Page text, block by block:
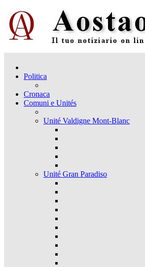
Politica
Cronaca
Comuni e Unités
Unité Valdigne Mont-Blanc
Unité Gran Paradiso